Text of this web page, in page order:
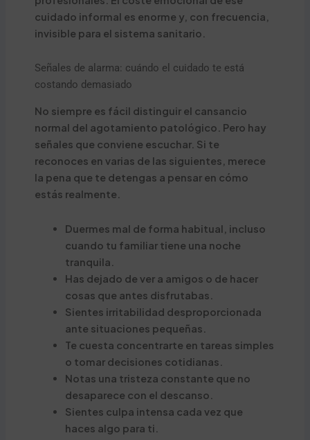
cuidado informal es enorme y, con frecuencia,
invisible para el sistema sanitario.
Señales de alarma: cuándo el cuidado te está
costando demasiado
No siempre es fácil distinguir el cansancio
normal del agotamiento patológico. Pero hay
señales que conviene escuchar. Si te
reconoces en varias de las siguientes, merece
la pena que te detengas a pensar en cómo
estás realmente.
Duermes mal de forma habitual, incluso
cuando tu familiar tiene una noche
tranquila.
Has dejado de ver a amigos o de hacer
cosas que antes disfrutabas.
Sientes irritabilidad desproporcionada
ante situaciones pequeñas.
Te cuesta concentrarte en tareas simples
o tomar decisiones cotidianas.
Notas una tristeza constante que no
desaparece con el descanso.
Sientes culpa intensa cada vez que
haces algo para ti.